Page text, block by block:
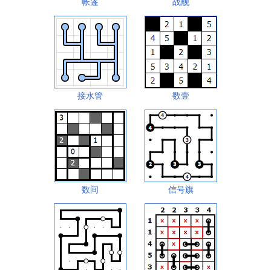
帐篷 战舰
接水管 数壹
数间 信号旗